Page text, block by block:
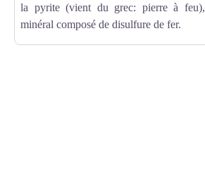
la pyrite (vient du grec: pierre à feu),
minéral composé de disulfure de fer.